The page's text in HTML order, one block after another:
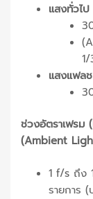
แสงทั่วไ
แสงแฟล
ช่วงอัตราเฟรม
(Ambient
1 f/s ถึง
รายการ